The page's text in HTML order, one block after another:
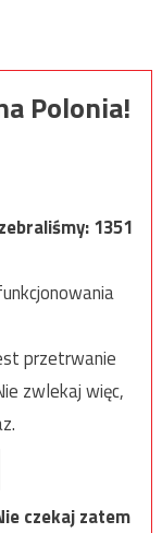
Polonia!
1351
przetrwanie
zwlekaj więc,
czekaj zatem